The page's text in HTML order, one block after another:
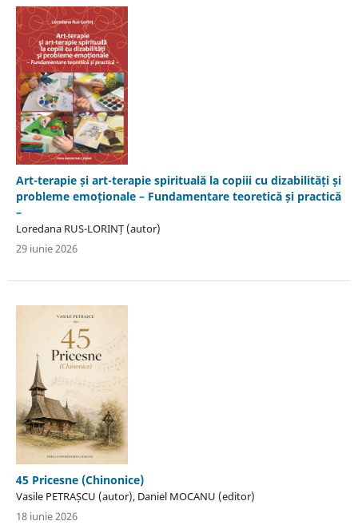
Art-terapie și art-terapie spirituală la copiii cu dizabilități și
probleme emoționale – Fundamentare teoretică și practică
–
Loredana RUS-LORINȚ (autor)
29 iunie 2026
45 Pricesne (Chinonice)
Vasile PETRAȘCU (autor), Daniel MOCANU (editor)
18 iunie 2026